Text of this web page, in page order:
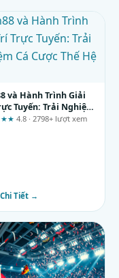
và Hành Trình Giải
Tuyến: Trải Nghiệm
Thế Hệ Mới
4.8 · 2798+ lượt xem
Tiết →